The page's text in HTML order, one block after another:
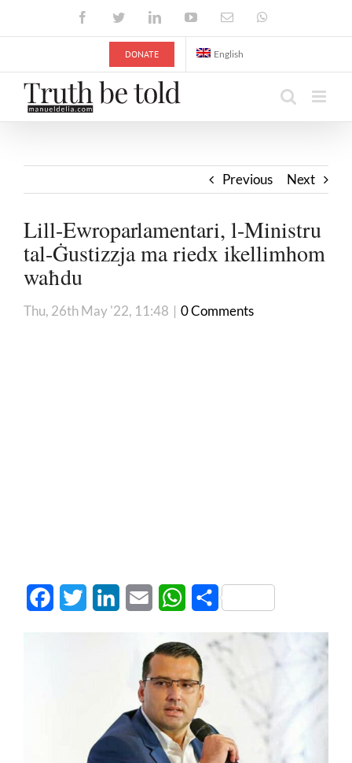
FacebookTwitterLinkedInYouTubeEmail
DONATE English
Previous Next
Lill-Ewroparlamentari, l-Ministru
tal-Ġustizzja ma riedx ikellimhom
waħdu
Thu, 26th May '22, 11:48 | 0 Comments
FacebookTwitter LinkedInEmail WhatsApp
Share